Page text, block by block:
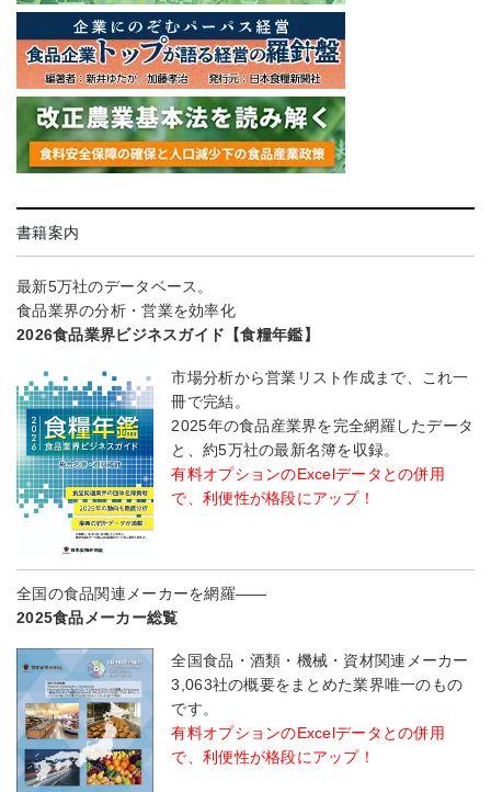
書籍案内
最新5万社のデータベース。
食品業界の分析・営業を効率化
2026食品業界ビジネスガイド【食糧年鑑】
市場分析から営業リスト作成まで、これ一
冊で完結。
2025年の食品産業界を完全網羅したデータ
と、約5万社の最新名簿を収録。
有料オプションのExcelデータとの併用
で、利便性が格段にアップ！
全国の食品関連メーカーを網羅――
2025食品メーカー総覧
全国食品・酒類・機械・資材関連メーカー
3,063社の概要をまとめた業界唯一のもの
です。
有料オプションのExcelデータとの併用
で、利便性が格段にアップ！